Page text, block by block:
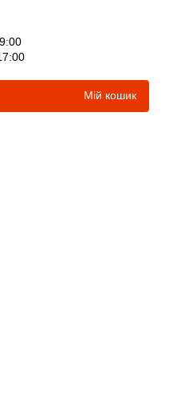
Мій кошик